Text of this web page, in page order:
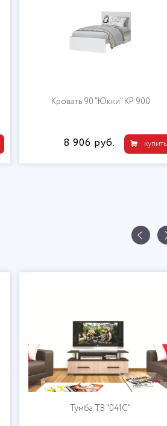
Кровать 90 "Юкки" КР 900
купить
8 906 руб.
Тумба ТВ "041С"